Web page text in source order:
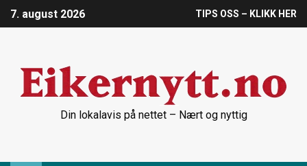
7. august 2026 TIPS OSS – KLIKK HER
Din lokalavis på nettet – Nært og nyttig